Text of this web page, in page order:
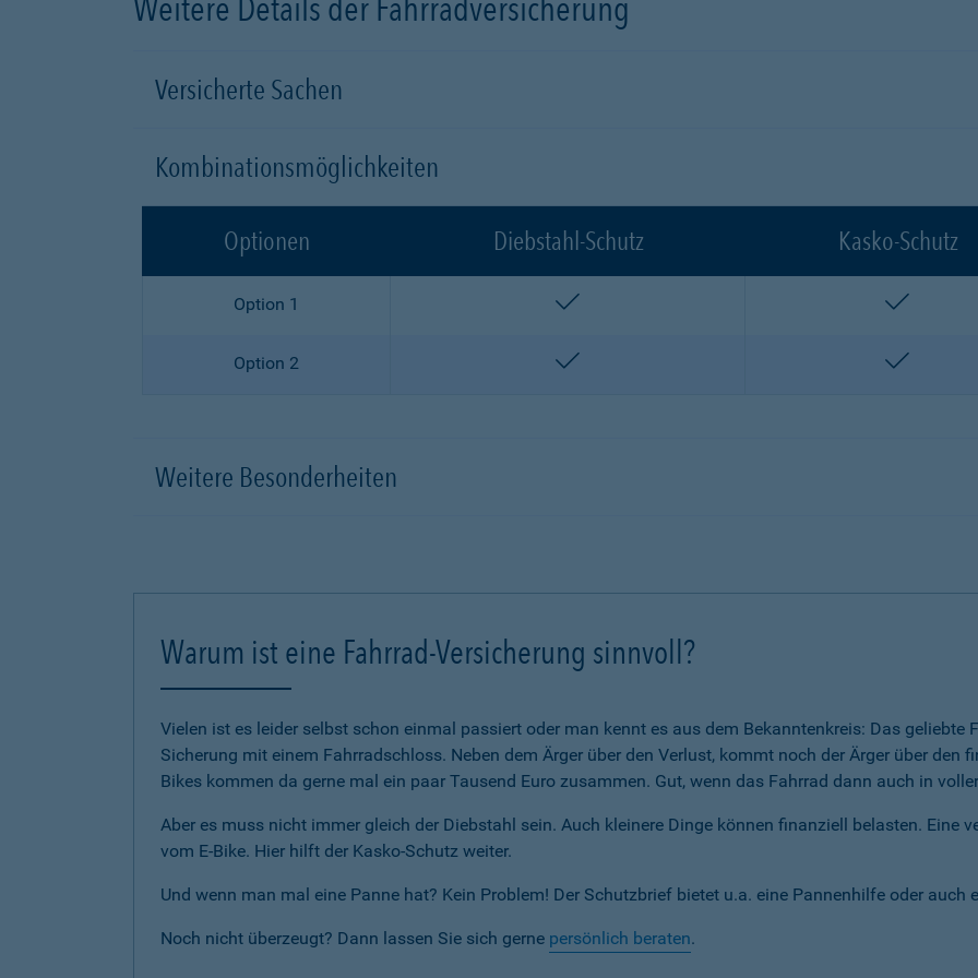
Versicherte Sachen
Kombinationsmöglichkeiten
Optionen Diebstahl-Schutz Kasko-Schutz
Option 1
Option 2
Weitere Besonderheiten
Warum ist eine Fahrrad-Versicherung sinnvoll?
Vielen ist es leider selbst schon einmal passiert oder man kennt es aus dem Bekanntenkreis: Das geliebte
Sicherung mit einem Fahrradschloss. Neben dem Ärger über den Verlust, kommt noch der Ärger über den
Bikes kommen da gerne mal ein paar Tausend Euro zusammen. Gut, wenn das Fahrrad dann auch in
Aber es muss nicht immer gleich der Diebstahl sein. Auch kleinere Dinge können finanziell belasten. Eine
vom E-Bike. Hier hilft der Kasko-Schutz weiter.
Und wenn man mal eine Panne hat? Kein Problem! Der Schutzbrief bietet u.a. eine Pannenhilfe oder auch
Noch nicht überzeugt? Dann lassen Sie sich gerne persönlich beraten.